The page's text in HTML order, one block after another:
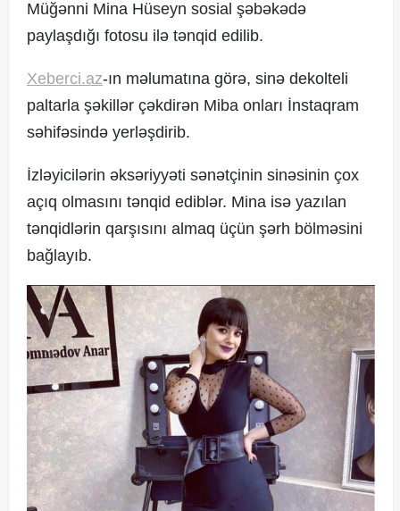
© 2017. Xəbərçi.az
Müğənni Mina Hüseyn sosial şəbəkədə
paylaşdığı fotosu ilə tənqid edilib.
Xeberci.az-ın məlumatına görə, sinə dekolteli
paltarla şəkillər çəkdirən Miba onları İnstaqram
səhifəsində yerləşdirib.
İzləyicilərin əksəriyyəti sənətçinin sinəsinin çox
açıq olmasını tənqid ediblər. Mina isə yazılan
tənqidlərin qarşısını almaq üçün şərh bölməsini
bağlayıb.